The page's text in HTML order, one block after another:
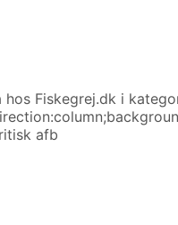
hos Fiskegrej.dk i
afb